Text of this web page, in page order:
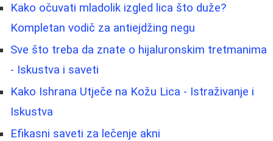
Kako očuvati mladolik izgled lica što duže?
Kompletan vodič za antiejdžing negu
Sve što treba da znate o hijaluronskim tretmanima
- Iskustva i saveti
Kako Ishrana Utječe na Kožu Lica - Istraživanje i
Iskustva
Efikasni saveti za lečenje akni